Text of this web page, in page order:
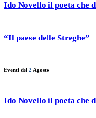
Ido Novello il poeta che
“Il paese delle Streghe”
Eventi del 2 Agosto
Ido Novello il poeta che